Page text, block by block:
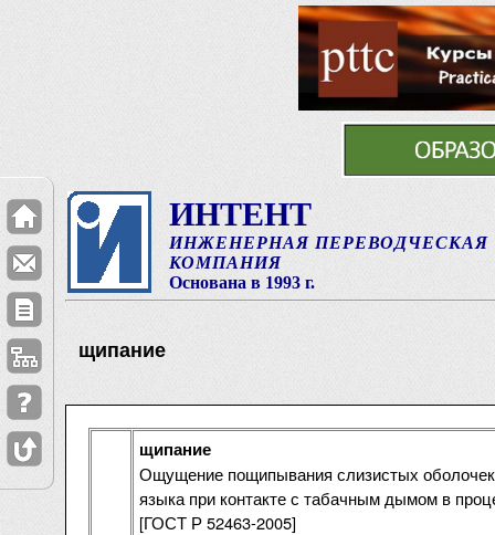
ИНТЕНТ
ИНЖЕНЕРНАЯ ПЕРЕВОДЧЕСКАЯ
КОМПАНИЯ
Основана в 1993 г.
щипание
щипание
Ощущение пощипывания слизистых оболочек
языка при контакте с табачным дымом в
[ГОСТ Р 52463-2005]